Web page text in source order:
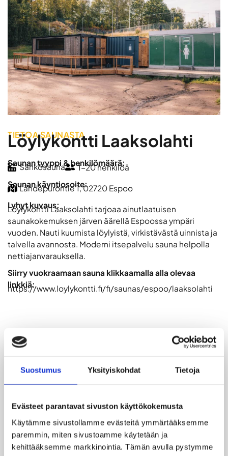
Suostumus Yksityiskohdat Tietoja
Evästeet parantavat sivuston käyttökokemusta
Käytämme sivustollamme evästeitä ymmärtääksemme
paremmin, miten sivustoamme käytetään ja
kehittääksemme markkinointia. Tämän avulla pystymme
TIETOA SAUNASTA
Löylykontti Laaksolahti
Saunan tyyppi & henkilömäärä:
Sähkösauna
1-20 henkilöä
Saunan käyntiosoite:
Lähdepurontie 1, 02720 Espoo
Lyhyt kuvaus:
Löylykontti Laaksolahti tarjoaa ainutlaatuisen
saunakokemuksen järven äärellä Espoossa ympäri
vuoden. Nauti kuumista löylyistä, virkistävästä uinnista ja
talvella avannosta. Moderni itsepalvelu sauna helpolla
nettiajanvarauksella.
Siirry vuokraamaan sauna klikkaamalla alla olevaa
linkkiä:
https://www.loylykontti.fi/fi/saunas/espoo/laaksolahti
LISÄTIEDOT
Löylykontti Laaksolahden saunatilat ovat modernit,
selkeät ja toimivat. Sauna on sähkösauna, joka
Saunassa on erilliset pukutilat ja kokonaisuus on
suunniteltu sujuvaan ja helppoon käyttöön. Sauna
sijaitsee järven äärellä, josta pääsee uimaan
portaita pitkin, ja talvella käytössä on avanto.